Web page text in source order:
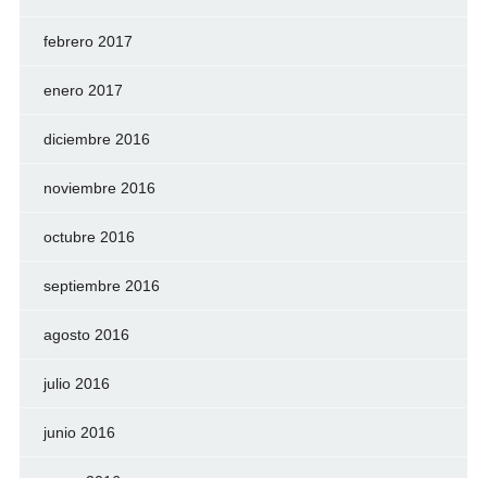
febrero 2017
enero 2017
diciembre 2016
noviembre 2016
octubre 2016
septiembre 2016
agosto 2016
julio 2016
junio 2016